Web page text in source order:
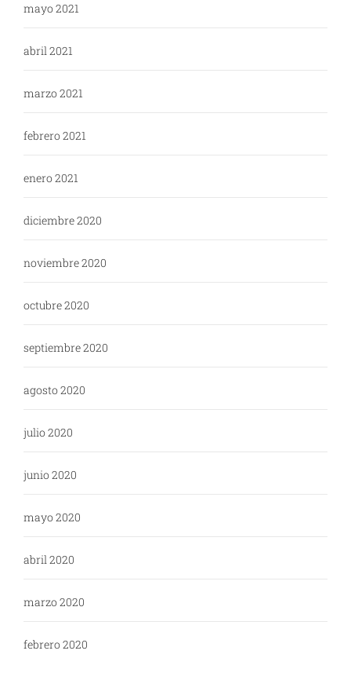
mayo 2021
abril 2021
marzo 2021
febrero 2021
enero 2021
diciembre 2020
noviembre 2020
octubre 2020
septiembre 2020
agosto 2020
julio 2020
junio 2020
mayo 2020
abril 2020
marzo 2020
febrero 2020